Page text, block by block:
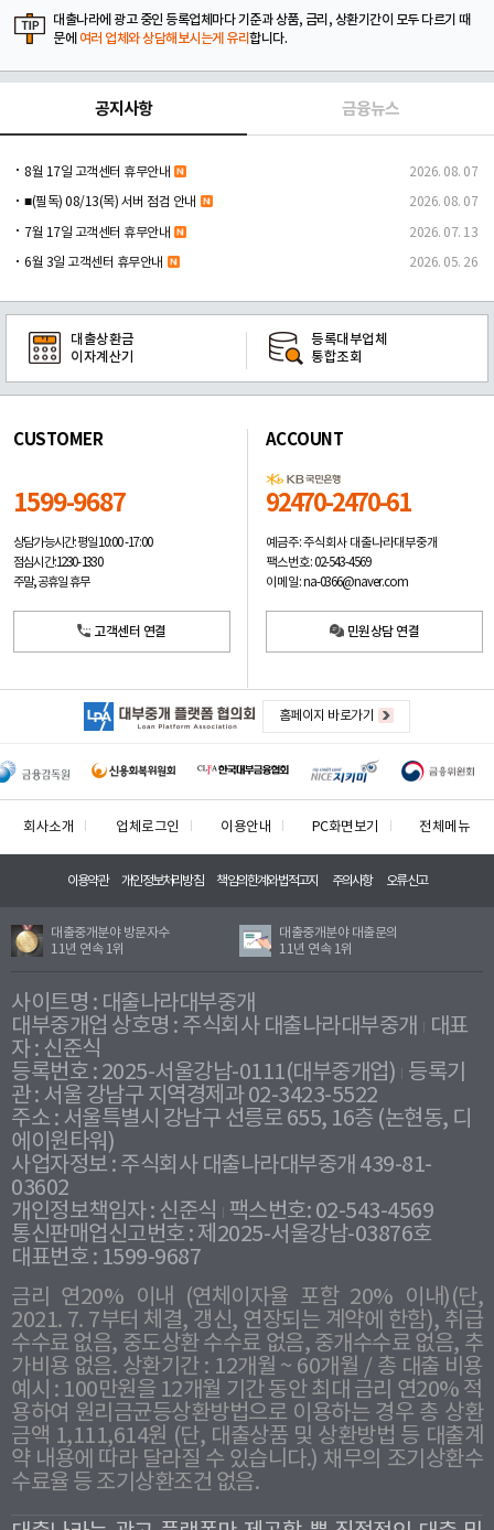
대출나라에 광고 중인 등록업체마다 기준과 상품, 금리, 상환기간이 모두 다르기 때
문에 여러 업체와 상담해보시는게 유리합니다.
공지사항 금융뉴스
8월 17일 고객센터 휴무안내 2026. 08. 07
■(필독) 08/13(목) 서버 점검 안내 2026. 08. 07
7월 17일 고객센터 휴무안내 2026. 07. 13
6월 3일 고객센터 휴무안내 2026. 05. 26
대출상환금
이자계산기
등록대부업체
통합조회
CUSTOMER
1599-9687
상담가능시간: 평일10:00 -17:00
점심시간: 12:30 - 13:30
주말, 공휴일 휴무
고객센터 연결
ACCOUNT
92470-2470-61
예금주: 주식회사 대출나라대부중개
팩스번호: 02-543-4569
이메일: na-0366@naver.com
민원상담 연결
홈페이지 바로가기
회사소개 업체로그인 이용안내 PC화면보기 전체메뉴
이용약관 개인정보처리방침 책임의한계와법적고지 주의사항 오류신고
대출중개분야 방문자수
11년 연속 1위
대출중개분야 대출문의
11년 연속 1위
사이트명 : 대출나라대부중개
대부중개업 상호명 : 주식회사 대출나라대부중개
대표
자 : 신준식
등록번호 : 2025-서울강남-0111(대부중개업) 등록기
관 : 서울 강남구 지역경제과 02-3423-5522
주소 : 서울특별시 강남구 선릉로 655, 16층 (논현동, 디
에이원타워)
사업자정보 : 주식회사 대출나라대부중개 439-81-
03602
개인정보책임자 : 신준식
팩스번호: 02-543-4569
통신판매업신고번호 : 제2025-서울강남-03876호
대표번호 : 1599-9687
금리 연20% 이내 (연체이자율 포함 20% 이내)(단,
2021. 7. 7부터 체결, 갱신, 연장되는 계약에 한함), 취급
수수료 없음, 중도상환 수수료 없음, 중개수수료 없음, 추
가비용 없음. 상환기간 : 12개월 ~ 60개월 / 총 대출 비용
예시 : 100만원을 12개월 기간 동안 최대 금리 연20% 적
용하여 원리금균등상환방법으로 이용하는 경우 총 상환
금액 1,111,614원 (단, 대출상품 및 상환방법 등 대출계
약 내용에 따라 달라질 수 있습니다.) 채무의 조기상환수
수료율 등 조기상환조건 없음.